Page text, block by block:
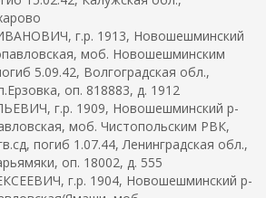
г.р. 1913, Новошешминский
моб. Новошешминским
5.09.42, Волгоградская обл.,
оп. 818883, д. 1912
г.р. 1909, Новошешминский р-
моб. Чистопольским РВК,
погиб 1.07.44, Ленинградская обл.,
оп. 18002, д. 555
г.р. 1904, Новошешминский р-